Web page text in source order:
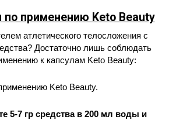
по применению Keto Beauty
атлетического телосложения с
Достаточно лишь соблюдать
к капсулам Keto Beauty:
5-7 гр средства в 200 мл воды и